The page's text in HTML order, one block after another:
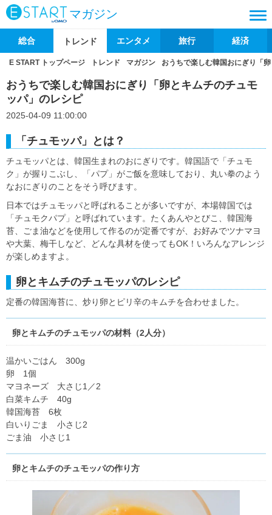
マガジン
総合 トレンド エンタメ 旅行 経済
E START トップページ トレンド マガジン おうちで楽しむ韓国おにぎり「
おうちで楽しむ韓国おにぎり「卵とキムチのチュモ
ッパ」のレシピ
2025-04-09 11:00:00
「チュモッパ」とは？
チュモッパとは、韓国生まれのおにぎりです。韓国語で「チュモ
ク」が握りこぶし、「パプ」がご飯を意味しており、丸い拳のよう
なおにぎりのことをそう呼びます。
日本ではチュモッパと呼ばれることが多いですが、本場韓国では
「チュモクパプ」と呼ばれています。たくあんやとびこ、韓国海
苔、ごま油などを使用して作るのが定番ですが、お好みでツナマヨ
や大葉、梅干しなど、どんな具材を使ってもOK！いろんなアレンジ
が楽しめますよ。
卵とキムチのチュモッパのレシピ
定番の韓国海苔に、炒り卵とピリ辛のキムチを合わせました。
卵とキムチのチュモッパの材料（2人分）
温かいごはん 300g
卵 1個
マヨネーズ 大さじ1／2
白菜キムチ 40g
韓国海苔 6枚
白いりごま 小さじ2
ごま油 小さじ1
卵とキムチのチュモッパの作り方